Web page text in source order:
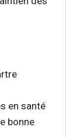
en santé
bonne